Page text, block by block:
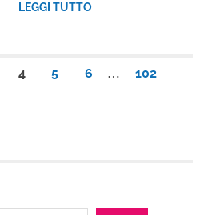
LEGGI TUTTO
4 5 6 … 102